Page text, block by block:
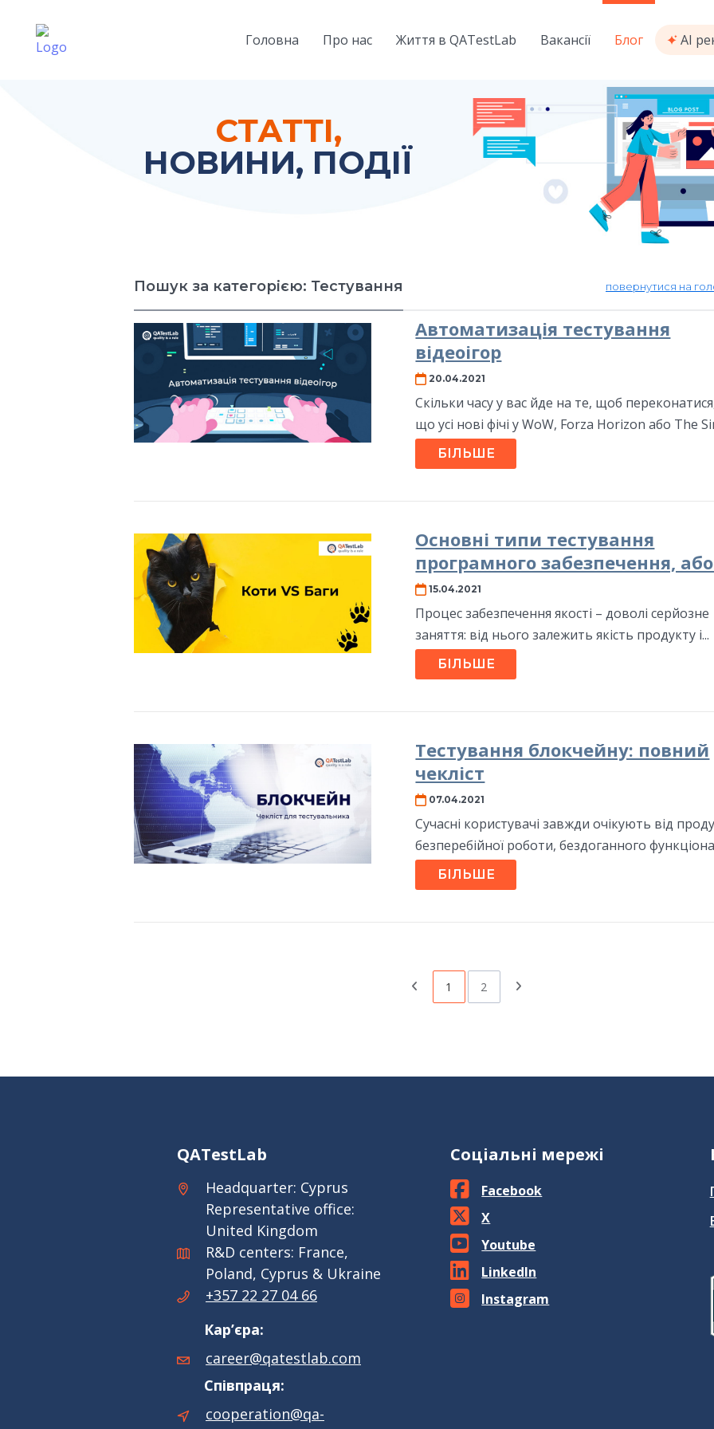
Головна Про нас Життя в QATestLab Вакансії Блог AI
СТАТТІ,
НОВИНИ, ПОДІЇ
Пошук за категорією: Тестування повернутися на
Автоматизація тестування
відеоігор
20.04.2021
Скільки часу у вас йде на те, щоб
що усі нові фічі у WoW, Forza Horizon або The
БІЛЬШЕ
Основні типи тестування
програмного забезпечення,
15.04.2021
Процес забезпечення якості – доволі серйозне
заняття: від нього залежить якість продукту і...
БІЛЬШЕ
Тестування блокчейну: повний
чекліст
07.04.2021
Сучасні користувачі завжди очікують від
безперебійної роботи, бездоганного
БІЛЬШЕ
1 2
QATestLab
Headquarter: Cyprus
Representative office:
United Kingdom
R&D centers: France,
Poland, Cyprus & Ukraine
+357 22 27 04 66
Кар’єра:
career@qatestlab.com
Співпраця:
cooperation@qa-
Соціальні мережі
Facebook
X
Youtube
LinkedIn
Instagram